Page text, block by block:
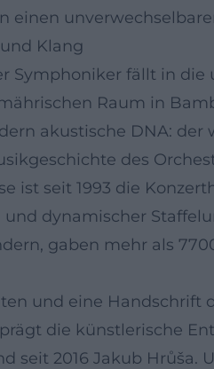
einen
Klang
Symphoniker fällt in
Raum in
akustische DNA:
des
ist seit 1993 die
dynamischer
gaben mehr als
und eine Handschrift
die künstlerische
seit 2016 Jakub